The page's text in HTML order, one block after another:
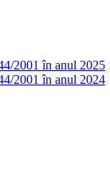
2001 în anul 2025
2001 în anul 2024